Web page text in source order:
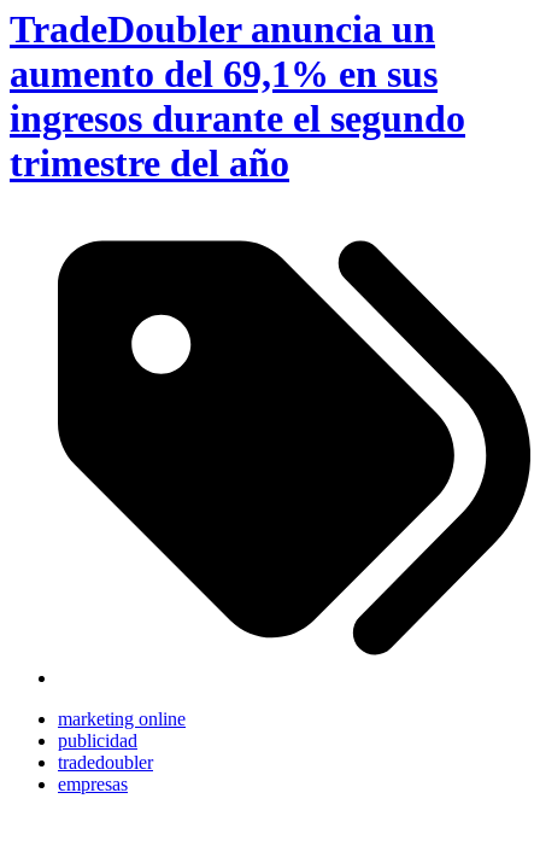
TradeDoubler anuncia un
aumento del 69,1% en sus
ingresos durante el segundo
trimestre del año
marketing online
publicidad
tradedoubler
empresas